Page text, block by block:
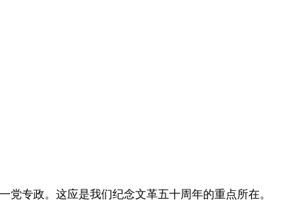
专政。这应是我们纪念文革五十周年的重点所在。